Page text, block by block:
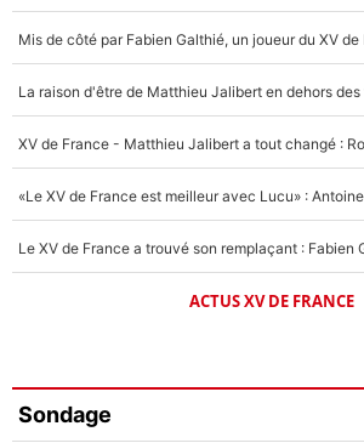
ACTUS XV DE FRANCE
Sondage